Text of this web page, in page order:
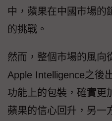
中，蘋果在中國市場的
的挑戰。
然而，整個市場的風向
Apple Intelligence之後
功能上的包裝，確實更
蘋果的信心回升，另一